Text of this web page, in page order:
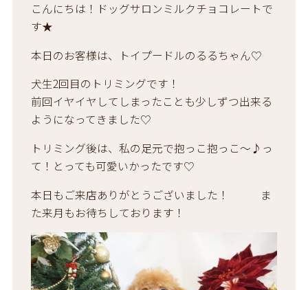
こんにちは！ドッグサロンミルクチョコレートで
す★
本日のお客様は、トイプードルのるるちゃん♡
犬生2回目のトリミングです！
前回イヤイヤしてしまったことも少しずつ出来る
ようになってきました♡
トリミング後は、私の足元で抱っこ抱っこ〜♪っ
て！とっても可愛いかったです♡
本日もご来店ありがとうございました！ ま
た来月もお待ちしております！